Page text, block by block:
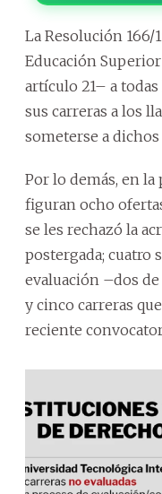
La Resolución 166/
Educación
artículo 21– a
sus carreras a los
someterse a dichos
Por lo demás, en la
figuran ocho
se les rechazó la
postergada; cuatro
evaluación –dos
y cinco carreras
reciente